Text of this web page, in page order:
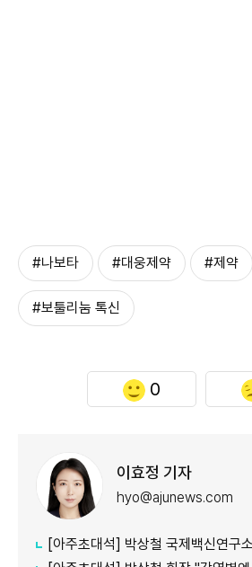
#나보타 #대웅제약 #제약
#보툴리눔 톡신
0
이효정 기자
hyo@ajunews.com
[아주초대석] 박상철 국제백신연구소 한국후원회장 "